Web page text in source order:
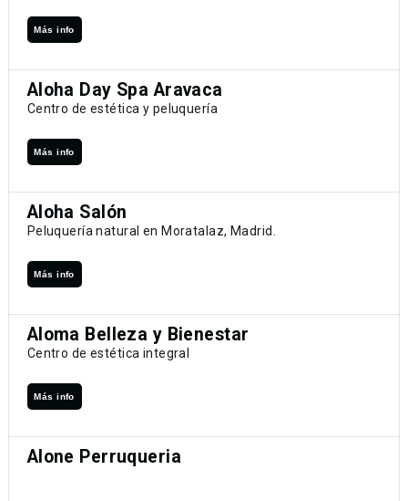
Más info
Aloha Day Spa Aravaca
Centro de estética y peluquería
Más info
Aloha Salón
Peluquería natural en Moratalaz, Madrid.
Más info
Aloma Belleza y Bienestar
Centro de estética integral
Más info
Alone Perruqueria